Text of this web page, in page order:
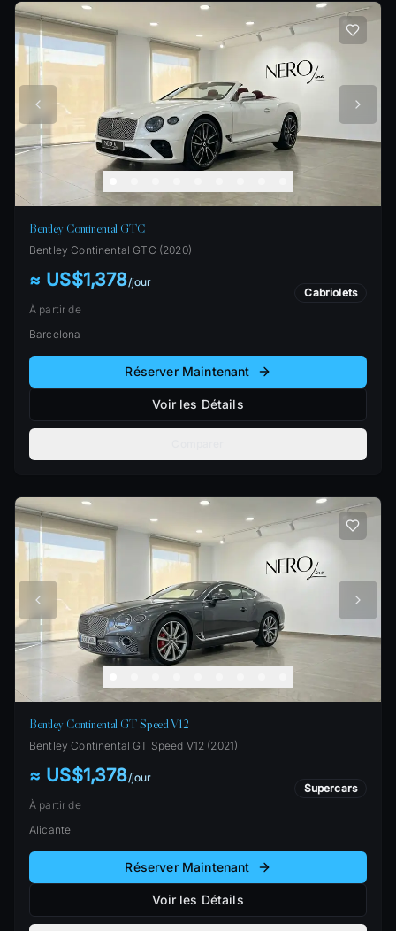
Bentley Continental GTC
Bentley Continental GTC (2020)
≈ US$1,378/jour
À partir de
Cabriolets
Barcelona
Réserver Maintenant
Voir les Détails
Bentley Continental GT Speed V12
Bentley Continental GT Speed V12 (2021)
≈ US$1,378/jour
À partir de
Supercars
Alicante
Réserver Maintenant
Voir les Détails